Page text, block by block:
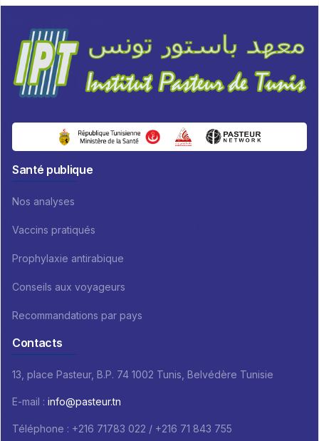
Santé publique
Nos analyses
Vaccins pratiqués
Prophylaxie antirabique
Conseils aux voyageurs
Recommandations par pays
Contacts
13, place Pasteur, B.P. 74 1002 Tunis, Belvédère Tunisie
E-mail : info@pasteur.tn
Téléphone : +216 71783 022 / +216 71 843 755